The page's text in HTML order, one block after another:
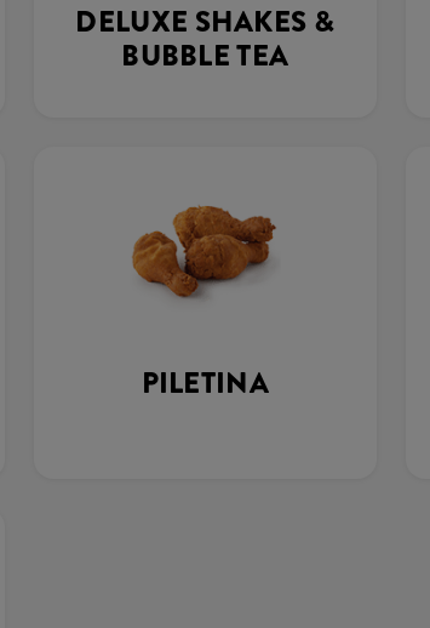
DELUXE SHAKES &
BUBBLE TEA
PILETINA